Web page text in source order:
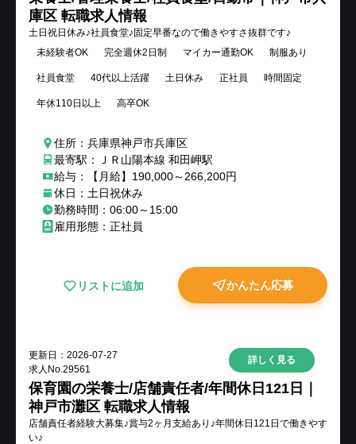
庫区 転職求人情報
土日祝日休み♪社員食堂♪固定早番なので働きやすさ抜群です♪
未経験者OK
完全週休2日制 マイカー通勤OK 制服あり
社員食堂 40代以上活躍 土日休み 正社員 時間固定
年休110日以上 高卒OK
住所：兵庫県神戸市兵庫区
最寄駅：ＪＲ山陽本線 和田岬駅
給与：【月給】190,000～266,200円
休日：土日祝休み
勤務時間：06:00～15:00
雇用形態：正社員
リストに追加 かんたん応募
更新日： 2026-07-27
求人No.29561
詳しく見る
保育園の栄養士/店舗責任者/年間休日121日｜
神戸市灘区 転職求人情報
店舗責任者経験大募集♪賞与2ヶ月支給あり♪年間休日121日で働きやす
い♪